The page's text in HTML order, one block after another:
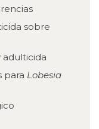
sobre
adulticida
para Lobesia